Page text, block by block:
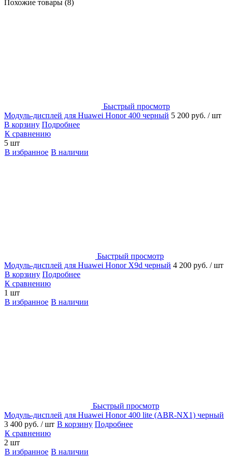
Похожие товары (8)
Быстрый просмотр
Модуль-дисплей для Huawei Honor 400 черный 5 200 руб. / шт
В корзину Подробнее
К сравнению
5 шт
В избранное В наличии
Быстрый просмотр
Модуль-дисплей для Huawei Honor X9d черный 4 200 руб. / шт
В корзину Подробнее
К сравнению
1 шт
В избранное В наличии
Быстрый просмотр
Модуль-дисплей для Huawei Honor 400 lite (ABR-NX1) черный
3 400 руб. / шт В корзину Подробнее
К сравнению
2 шт
В избранное В наличии